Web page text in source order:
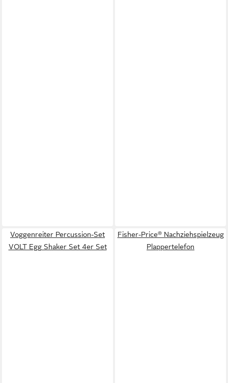
Voggenreiter Percussion-Set
VOLT Egg Shaker Set 4er Set
Fisher-Price® Nachziehspielzeug
Plappertelefon